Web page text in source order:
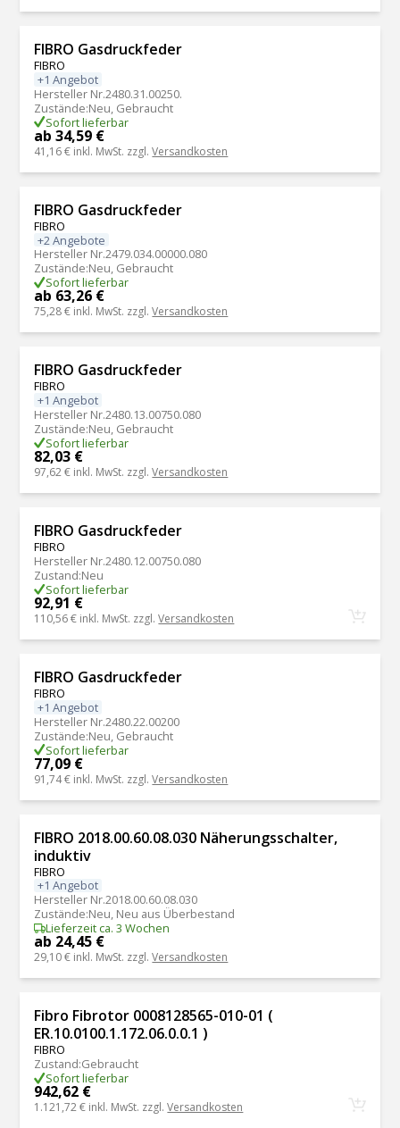
FIBRO Gasdruckfeder
FIBRO
+1 Angebot
Hersteller Nr.2480.31.00250.
Zustände:Neu, Gebraucht
Sofort lieferbar
ab 34,59 €
41,16 € inkl. MwSt. zzgl.Versandkosten
FIBRO Gasdruckfeder
FIBRO
+2 Angebote
Hersteller Nr.2479.034.00000.080
Zustände:Neu, Gebraucht
Sofort lieferbar
ab 63,26 €
75,28 € inkl. MwSt. zzgl.Versandkosten
FIBRO Gasdruckfeder
FIBRO
+1 Angebot
Hersteller Nr.2480.13.00750.080
Zustände:Neu, Gebraucht
Sofort lieferbar
82,03 €
97,62 € inkl. MwSt. zzgl.Versandkosten
FIBRO Gasdruckfeder
FIBRO
Hersteller Nr.2480.12.00750.080
Zustand:Neu
Sofort lieferbar
92,91 €
110,56 € inkl. MwSt. zzgl.Versandkosten
FIBRO Gasdruckfeder
FIBRO
+1 Angebot
Hersteller Nr.2480.22.00200
Zustände:Neu, Gebraucht
Sofort lieferbar
77,09 €
91,74 € inkl. MwSt. zzgl.Versandkosten
FIBRO 2018.00.60.08.030 Näherungsschalter,
induktiv
FIBRO
+1 Angebot
Hersteller Nr.2018.00.60.08.030
Zustände:Neu, Neu aus Überbestand
Lieferzeit ca. 3 Wochen
ab 24,45 €
29,10 € inkl. MwSt. zzgl.Versandkosten
Fibro Fibrotor 0008128565-010-01 (
ER.10.0100.1.172.06.0.0.1 )
FIBRO
Zustand:Gebraucht
Sofort lieferbar
942,62 €
1.121,72 € inkl. MwSt. zzgl.Versandkosten